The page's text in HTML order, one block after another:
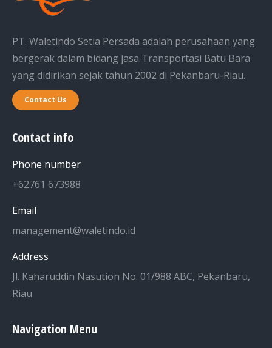
PT. Waletindo Setia Persada adalah perusahaan yang
bergerak dalam bidang jasa Transportasi Batu Bara
yang didirikan sejak tahun 2002 di Pekanbaru-Riau.
Contact Us
Contact info
Phone number
+62761 673988
Email
management@waletindo.id
Address
Jl. Kaharuddin Nasution No. 01/988 ABC, Pekanbaru,
Riau
Navigation Menu